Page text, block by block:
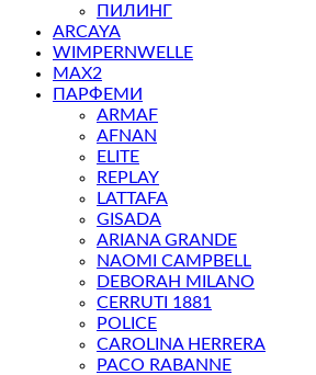
ПИЛИНГ
ARCAYA
WIMPERNWELLE
MAX2
ПАРФЕМИ
ARMAF
AFNAN
ELITE
REPLAY
LATTAFA
GISADA
ARIANA GRANDE
NAOMI CAMPBELL
DEBORAH MILANO
CERRUTI 1881
POLICE
CAROLINA HERRERA
PACO RABANNE